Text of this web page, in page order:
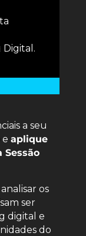
a seu
e aplique
Sessão
os
ser
digital e
do